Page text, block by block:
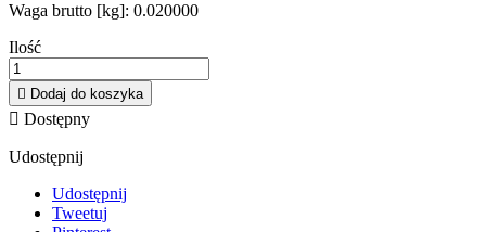
Waga brutto [kg]: 0.020000
Ilość
 Dodaj do koszyka
 Dostępny
Udostępnij
Udostępnij
Tweetuj